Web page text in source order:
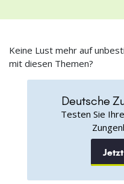
Keine Lust mehr auf
mit diesen Themen?
Deutsche
Testen Sie